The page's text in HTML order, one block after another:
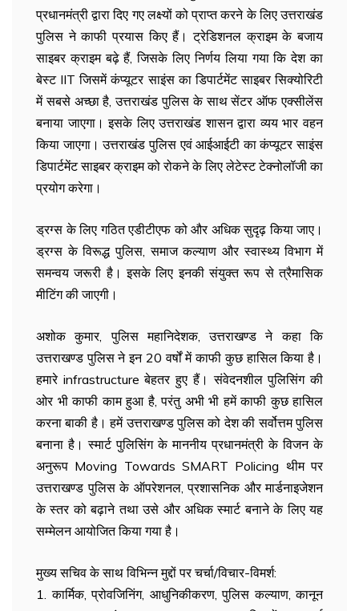
प्रधानमंत्री द्वारा दिए गए लक्ष्यों को प्राप्त करने के लिए उत्तराखंड
पुलिस ने काफी प्रयास किए हैं। ट्रेडिशनल क्राइम के बजाय
साइबर क्राइम बढ़े हैं, जिसके लिए निर्णय लिया गया कि देश का
बेस्ट IIT जिसमें कंप्यूटर साइंस का डिपार्टमेंट साइबर सिक्योरिटी
में सबसे अच्छा है, उत्तराखंड पुलिस के साथ सेंटर ऑफ एक्सीलेंस
बनाया जाएगा। इसके लिए उत्तराखंड शासन द्वारा व्यय भार वहन
किया जाएगा। उत्तराखंड पुलिस एवं आईआईटी का कंप्यूटर साइंस
डिपार्टमेंट साइबर क्राइम को रोकने के लिए लेटेस्ट टेक्नोलॉजी का
प्रयोग करेगा।
ड्रग्स के लिए गठित एडीटीएफ को और अधिक सुदृढ़ किया जाए।
ड्रग्स के विरूद्ध पुलिस, समाज कल्याण और स्वास्थ्य विभाग में
समन्वय जरूरी है। इसके लिए इनकी संयुक्त रूप से त्रैमासिक
मीटिंग की जाएगी।
अशोक कुमार, पुलिस महानिदेशक, उत्तराखण्ड ने कहा कि
उत्तराखण्ड पुलिस ने इन 20 वर्षों में काफी कुछ हासिल किया है।
हमारे infrastructure बेहतर हुए हैं। संवेदनशील पुलिसिंग की
ओर भी काफी काम हुआ है, परंतु अभी भी हमें काफी कुछ हासिल
करना बाकी है। हमें उत्तराखण्ड पुलिस को देश की सर्वोत्तम पुलिस
बनाना है। स्मार्ट पुलिसिंग के माननीय प्रधानमंत्री के विजन के
अनुरूप Moving Towards SMART Policing थीम पर
उत्तराखण्ड पुलिस के ऑपरेशनल, प्रशासनिक और मार्डनाइजेशन
के स्तर को बढ़ाने तथा उसे और अधिक स्मार्ट बनाने के लिए यह
सम्मेलन आयोजित किया गया है।
मुख्य सचिव के साथ विभिन्न मुद्दों पर चर्चा/विचार-विमर्श:
1. कार्मिक, प्रोवजिनिंग, आधुनिकीकरण, पुलिस कल्याण, कानून